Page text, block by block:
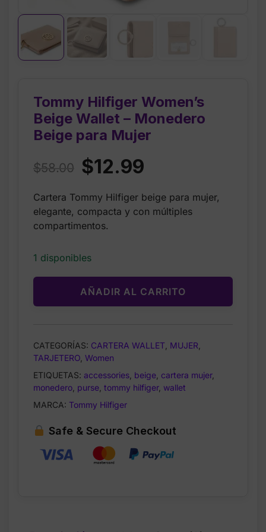
Tommy Hilfiger Women’s
Beige Wallet – Monedero
Beige para Mujer
$58.00 Original
was:
$58.00.
$12.99
is:
Cartera Tommy Hilfiger beige para mujer,
elegante, compacta y con múltiples
compartimentos.
1 disponibles
AÑADIR AL CARRITO
CATEGORÍAS: CARTERA WALLET MUJER
TARJETERO Women
ETIQUETAS: accessories beige cartera mujer,
monedero purse tommy hilfiger, wallet
MARCA: Tommy Hilfiger
Safe & Secure Checkout